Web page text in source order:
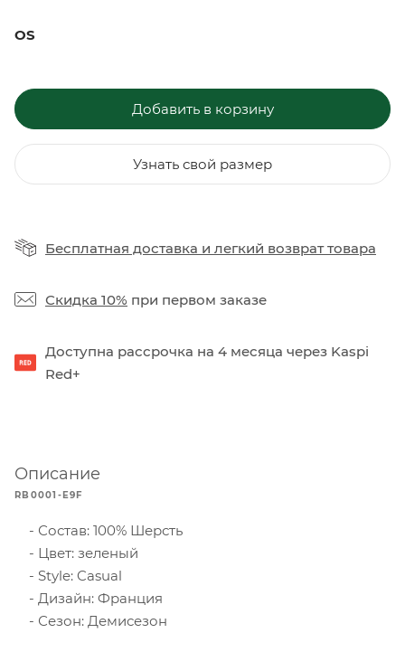
OS
Добавить в корзину
Узнать свой размер
Бесплатная доставка и легкий возврат товара
Скидка 10% при первом заказе
Доступна рассрочка на 4 месяца через Kaspi
Red+
Описание
RB0001-E9F
Состав: 100% Шерсть
Цвет: зеленый
Style: Casual
Дизайн: Франция
Сезон: Демисезон